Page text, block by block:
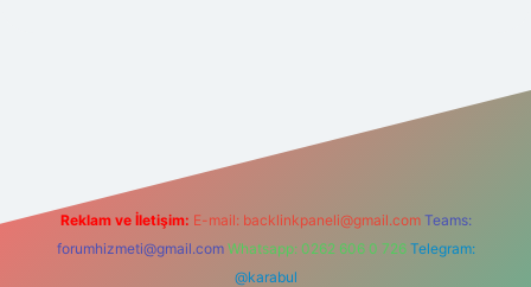
Reklam ve İletişim: E-mail: backlinkpaneli@gmail.com Teams:
forumhizmeti@gmail.com Whatsapp: 0262 606 0 726 Telegram:
@karabul